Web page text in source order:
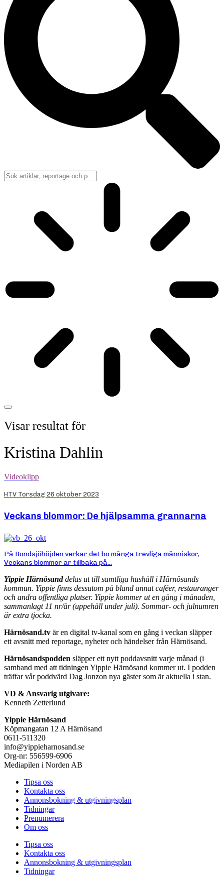
Visar resultat för
Kristina Dahlin
Videoklipp
HTV Torsdag 26 oktober 2023
Veckans blommor: De hjälpsamma grannarna
På Bondsjöhöjden verkar det bo många trevliga människor,
Veckans blommor är tillbaka på...
Yippie Härnösanddelas ut till samtliga hushåll i Härnösands
kommun. Yippie finns dessutom på bland annat caféer, restauranger
och andra offentliga platser. Yippie kommer ut en gång i månaden,
sammanlagt 11 nr/år (uppehåll under juli). Sommar- och julnumren
är extra tjocka.
Härnösand.tv är en digital tv-kanal som en gång i veckan släpper
ett avsnitt med reportage, nyheter och händelser från Härnösand.
Härnösandspodden släpper ett nytt poddavsnitt varje månad (i
samband med att tidningen Yippie Härnösand kommer ut. I podden
träffar vår poddvärd Dag Jonzon nya gäster som är aktuella i stan.
VD & Ansvarig utgivare:
Kenneth Zetterlund
Yippie Härnösand
Köpmangatan 12 A Härnösand
0611-511320
info@yippieharnosand.se
Org-nr: 556599-6906
Mediapilen i Norden AB
Tipsa oss
Kontakta oss
Annonsbokning & utgivningsplan
Tidningar
Prenumerera
Om oss
Tipsa oss
Kontakta oss
Annonsbokning & utgivningsplan
Tidningar